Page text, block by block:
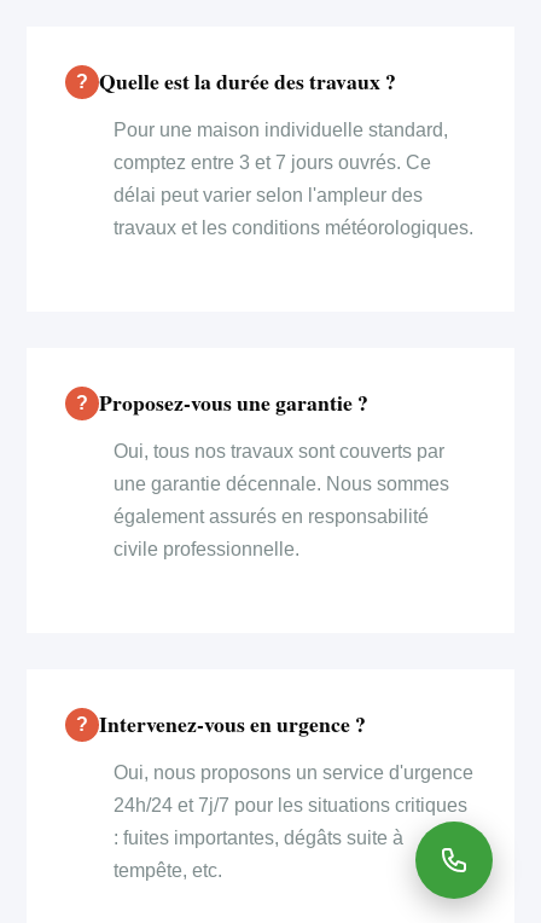
Quelle est la durée des travaux ?
Pour une maison individuelle standard,
comptez entre 3 et 7 jours ouvrés. Ce
délai peut varier selon l'ampleur des
travaux et les conditions météorologiques.
Proposez-vous une garantie ?
Oui, tous nos travaux sont couverts par
une garantie décennale. Nous sommes
également assurés en responsabilité
civile professionnelle.
Intervenez-vous en urgence ?
Oui, nous proposons un service d'urgence
24h/24 et 7j/7 pour les situations critiques
: fuites importantes, dégâts suite à
tempête, etc.